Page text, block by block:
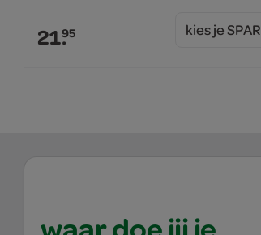
21.95 kies je SPAR